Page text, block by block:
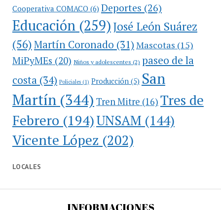
Cooperativa COMACO(6) Deportes (26)
Educación(259)José León Suárez
(56)Martín Coronado (31) Mascotas (15)
MiPyMEs (20) Niños y adolescentes (2) paseo de la
costa(34) Policiales(1) Producción(5) San
Martín(344) Tren Mitre (16) Tres de
Febrero (194)UNSAM (144)
Vicente López (202)
LOCALES
INFORMACIONES